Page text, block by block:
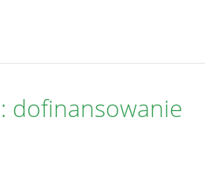
dofinansowanie